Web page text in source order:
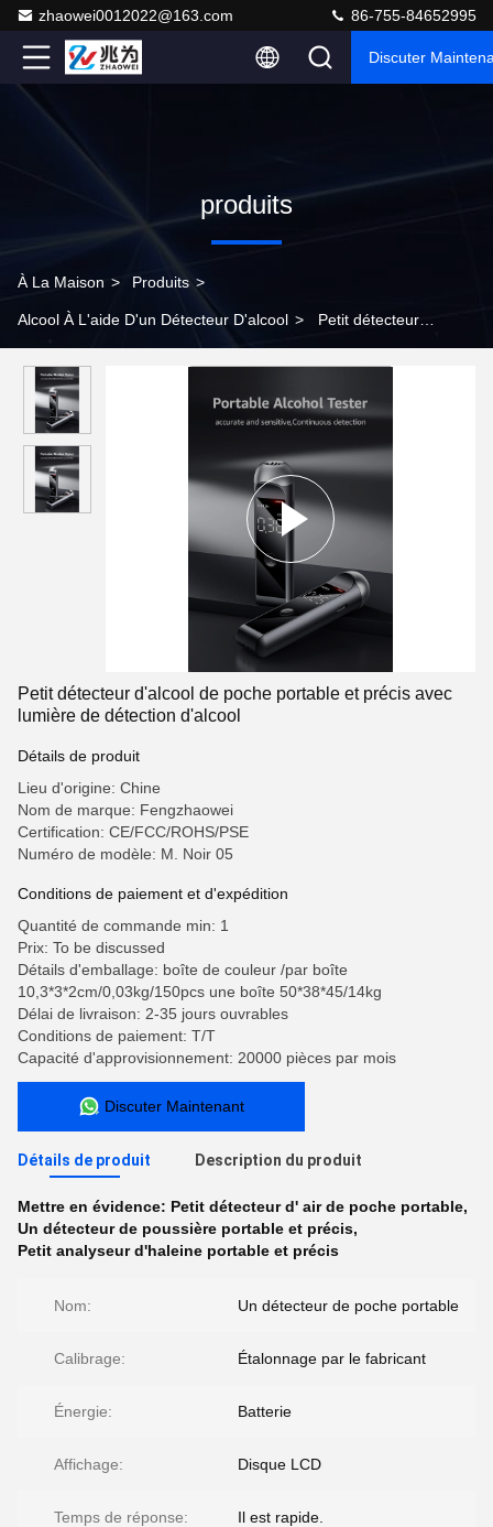
zhaowei0012022@163.com 86-755-84652995
Discuter
produits
À La Maison > Produits >
Alcool À L'aide D'un Détecteur D'alcool > Petit détecteur
d'alcool
Petit détecteur d'alcool de poche portable et précis avec
lumière de détection d'alcool
Détails de produit
Lieu d'origine: Chine
Nom de marque: Fengzhaowei
Certification: CE/FCC/ROHS/PSE
Numéro de modèle: M. Noir 05
Conditions de paiement et d'expédition
Quantité de commande min: 1
Prix: To be discussed
Détails d'emballage: boîte de couleur /par boîte
10,3*3*2cm/0,03kg/150pcs une boîte 50*38*45/14kg
Délai de livraison: 2-35 jours ouvrables
Conditions de paiement: T/T
Capacité d'approvisionnement: 20000 pièces par mois
Discuter Maintenant
Détails de produit Description du produit
Mettre en évidence: Petit détecteur d' air de poche portable,
Un détecteur de poussière portable et précis,
Petit analyseur d'haleine portable et précis
Nom: Un détecteur de poche portable
Calibrage: Étalonnage par le fabricant
Énergie: Batterie
Affichage: Disque LCD
Temps de réponse: Il est rapide.